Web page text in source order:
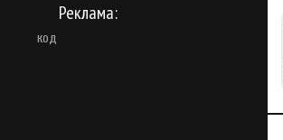
Реклама:
код